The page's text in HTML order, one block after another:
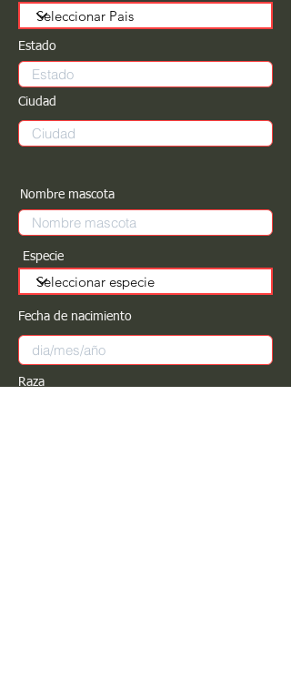
Estado
Ciudad
Nombre mascota
Especie
Fecha de nacimiento
Raza